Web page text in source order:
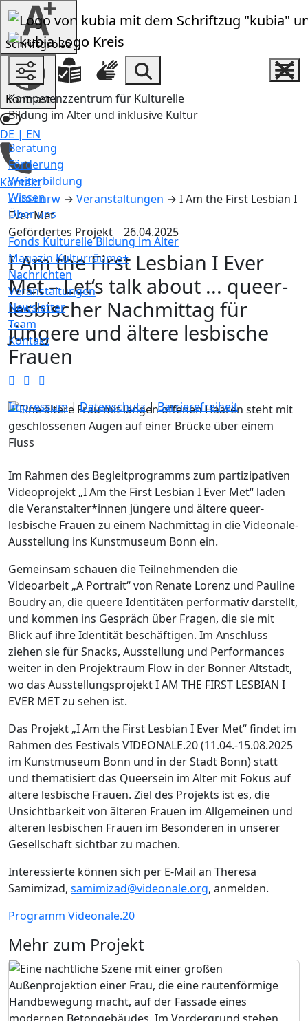
Zum Inhalt springen
Einstellungen und Hilfen
Kompetenzzentrum für Kulturelle
Bildung im Alter und inklusive Kultur
Beratung
Förderung
Weiterbildung
Wissen
Über uns
Fonds Kulturelle Bildung im Alter
Magazin Kulturräume+
Nachrichten
Veranstaltungen
Newsletter
Team
Kontakt
Impressum|Datenschutz|Barrierefreiheit
Schrift­größe
Kontrast
DE | EN
Deutsch ist ausgewählt
Kontakt
kubia.nrw → Veranstaltungen → I Am the First Lesbian I
Ever Met
Gefördertes Projekt
26.04.2025
I Am the First Lesbian I Ever
Met– Let‘s talk about ... queer-
lesbischer Nachmittag für
jüngere und ältere lesbische
Frauen
Im Rahmen des Begleitprogramms zum partizipativen
Videoprojekt „I Am the First Lesbian I Ever Met“ laden
die Veranstalter*innen jüngere und ältere queer-
lesbische Frauen zu einem Nachmittag in die Videonale-
Ausstellung ins Kunstmuseum Bonn ein.
Gemeinsam schauen die Teilnehmenden die
Videoarbeit „A Portrait“ von Renate Lorenz und Pauline
Boudry an, die queere Identitäten performativ darstellt,
und kommen ins Gespräch über Fragen, die sie mit
Blick auf ihre Identität beschäftigen. Im Anschluss
ziehen sie für Snacks, Ausstellung und Performances
weiter in den Projektraum Flow in der Bonner Altstadt,
wo das Ausstellungsprojekt I AM THE FIRST LESBIAN I
EVER MET zu sehen ist.
Das Projekt „I Am the First Lesbian I Ever Met“ findet im
Rahmen des Festivals VIDEONALE.20 (11.04.-15.08.2025
im Kunstmuseum Bonn und in der Stadt Bonn) statt
und thematisiert das Queersein im Alter mit Fokus auf
ältere lesbische Frauen. Ziel des Projekts ist es, die
Unsichtbarkeit von älteren Frauen im Allgemeinen und
älteren lesbischen Frauen im Besonderen in unserer
Gesellschaft sichtbar zu machen.
Interessierte können sich per E-Mail an Theresa
Samimizad, samimizad@videonale.org, anmelden.
Programm Videonale.20
Mehr zum Projekt